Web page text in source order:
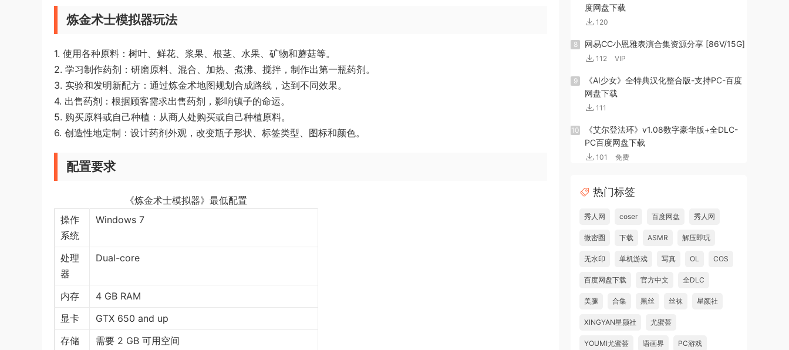
炼金术士模拟器玩法
1. 使用各种原料：树叶、鲜花、浆果、根茎、水果、矿物和蘑菇等。
2. 学习制作药剂：研磨原料、混合、加热、煮沸、搅拌，制作出第一瓶药剂。
3. 实验和发明新配方：通过炼金术地图规划合成路线，达到不同效果。
4. 出售药剂：根据顾客需求出售药剂，影响镇子的命运。
5. 购买原料或自己种植：从商人处购买或自己种植原料。
6. 创造性地定制：设计药剂外观，改变瓶子形状、标签类型、图标和颜色。
配置要求
《炼金术士模拟器》最低配置
操作
系统
Windows 7
处理
器
Dual-core
内存
4 GB RAM
显卡
GTX 650 and up
存储
需要 2 GB 可用空间
度网盘下载
120
8 网易CC小恩雅表演合集资源分享 [86V/15G]
112 VIP
9
《AI少女》全特典汉化整合版-支持PC-百度
网盘下载
111
10
《艾尔登法环》v1.08数字豪华版+全DLC-
PC百度网盘下载
101 免费
热门标签
秀人网 coser 百度网盘 秀人网
微密圈 下载 ASMR 解压即玩
无水印 单机游戏 写真 OL COS
百度网盘下载 官方中文 全DLC
美腿 合集 黑丝 丝袜 星颜社
XINGYAN星颜社 尤蜜荟
YOUMI尤蜜荟 语画界 PC游戏